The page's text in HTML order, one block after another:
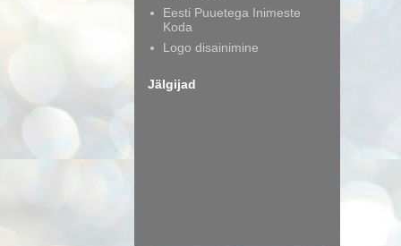
Eesti Puuetega Inimeste
Koda
Logo disainimine
Jälgijad